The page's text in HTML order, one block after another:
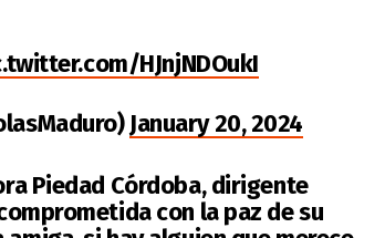
HJnjNDOukI
January 20, 2024
Piedad Córdoba, dirigente
con la paz de su